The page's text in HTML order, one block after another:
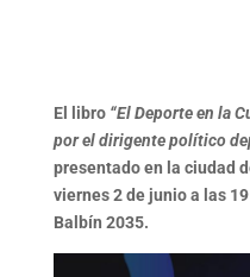
El libro “El Deporte en la
por el dirigente político
presentado en la ciudad
viernes 2 de junio a las
Balbín 2035.